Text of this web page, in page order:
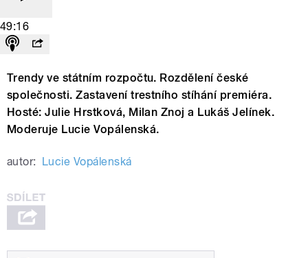
49:16
Trendy ve státním rozpočtu. Rozdělení české
společnosti. Zastavení trestního stíhání premiéra.
Hosté: Julie Hrstková, Milan Znoj a Lukáš Jelínek.
Moderuje Lucie Vopálenská.
autor: Lucie Vopálenská